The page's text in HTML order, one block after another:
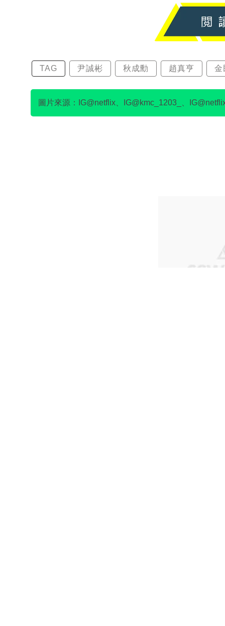
TAG 尹誠彬 秋成勳 趙真亨 金
圖片來源：IG@netflix、IG@kmc_1203_、